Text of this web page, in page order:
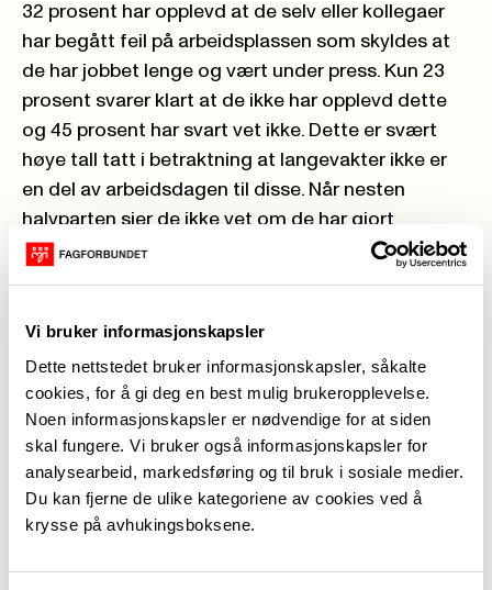
Vi bruker informasjonskapsler
Dette nettstedet bruker informasjonskapsler, såkalte
cookies, for å gi deg en best mulig brukeropplevelse.
Noen informasjonskapsler er nødvendige for at siden
skal fungere. Vi bruker også informasjonskapsler for
analysearbeid, markedsføring og til bruk i sosiale medier.
Du kan fjerne de ulike kategoriene av cookies ved å
krysse på avhukingsboksene.
32 prosent har opplevd at de selv eller kollegaer
har begått feil på arbeidsplassen som skyldes at
de har jobbet lenge og vært under press. Kun 23
prosent svarer klart at de ikke har opplevd dette
og 45 prosent har svart vet ikke. Dette er svært
høye tall tatt i betraktning at langevakter ikke er
en del av arbeidsdagen til disse. Når nesten
halvparten sier de ikke vet om de har gjort
alvorlige feilbehandlinger, kan det bety at de ikke
kunnskapsgjennomgang av samme emne som
kom tidligere i år viste liknende resultater.
Rapporten konkluderte blant annet med at lange
vakter ga økt risiko for feilbehandlinger, skader og
arbeidsulykker. Fagforbundets medlemmer
bekrefter at STAMI har rett, antall alvorlige feil
øker med lange vakter.
unntaksvis. Når vi med stor sikkerhet kan si at